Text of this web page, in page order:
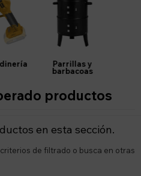
Parrillas y
barbacoas
productos
en esta sección.
de filtrado o busca en otras